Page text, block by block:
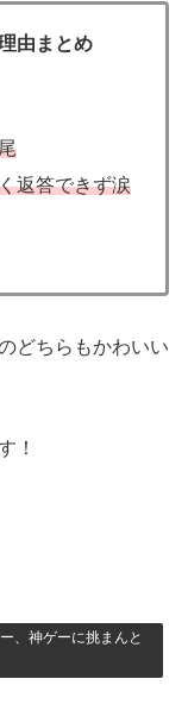
由まとめ
返答できず涙
どちらもかわいい
！
、神ゲーに挑まんと